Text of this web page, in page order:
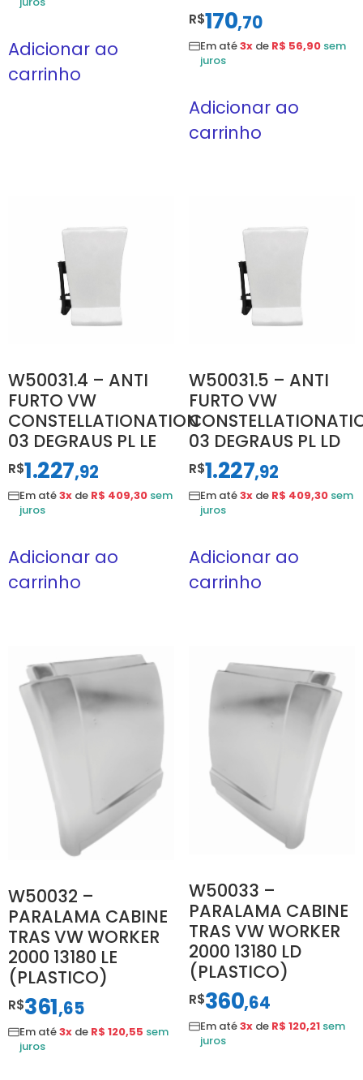
Adicionar ao
carrinho
R$170,70
Em até3xde R$ 56,90 sem
juros
Adicionar ao
carrinho
W50031.4 – ANTI
FURTO VW
CONSTELLATIONATION
03 DEGRAUS PL LE
R$1.227,92
Em até3x de R$ 409,30 sem
juros
Adicionar ao
carrinho
W50031.5 – ANTI
FURTO VW
03 DEGRAUS PL LD
R$1.227,92
Em até3xde R$ 409,30 sem
juros
Adicionar ao
carrinho
W50032 –
PARALAMA CABINE
TRAS VW WORKER
2000 13180 LE
(PLASTICO)
R$361,65
Em até3x de R$ 120,55 sem
juros
W50033 –
PARALAMA CABINE
TRAS VW WORKER
2000 13180 LD
(PLASTICO)
R$360,64
Em até3xde R$ 120,21 sem
juros